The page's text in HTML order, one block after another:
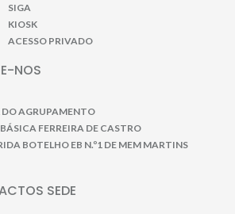
SIGA
KIOSK
ACESSO PRIVADO
NOS
DO AGRUPAMENTO
FERREIRA DE CASTRO
BOTELHO EB N.º1 DE MEM MARTINS
SEDE